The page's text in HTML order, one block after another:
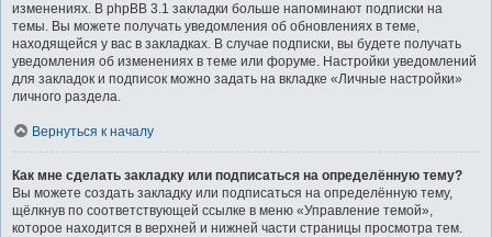
изменениях. В phpBB 3.1 закладки больше напоминают подписки на
темы. Вы можете получать уведомления об обновлениях в теме,
находящейся у вас в закладках. В случае подписки, вы будете получать
уведомления об изменениях в теме или форуме. Настройки уведомлений
для закладок и подписок можно задать на вкладке «Личные настройки»
личного раздела.
Вернуться к началу
Как мне сделать закладку или подписаться на определённую тему?
Вы можете создать закладку или подписаться на определённую тему,
щёлкнув по соответствующей ссылке в меню «Управление темой»,
которое находится в верхней и нижней части страницы просмотра тем.